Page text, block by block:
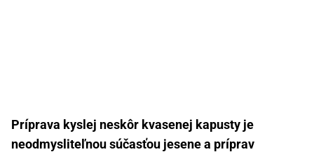
Príprava kyslej neskôr kvasenej kapusty je
neodmysliteľnou súčasťou jesene a príprav